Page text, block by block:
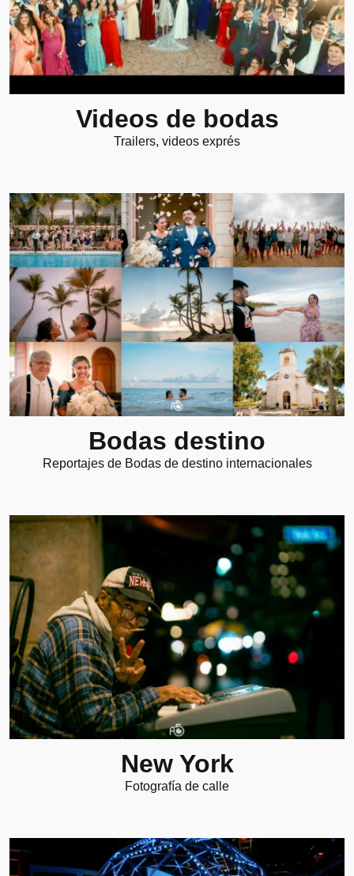
Videos de bodas
Trailers, videos exprés
Bodas destino
Reportajes de Bodas de destino internacionales
New York
Fotografía de calle